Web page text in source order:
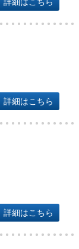
詳細はこちら
詳細はこちら